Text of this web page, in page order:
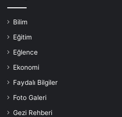
Bilim
Eğitim
Eğlence
Ekonomi
Faydalı Bilgiler
Foto Galeri
Gezi Rehberi